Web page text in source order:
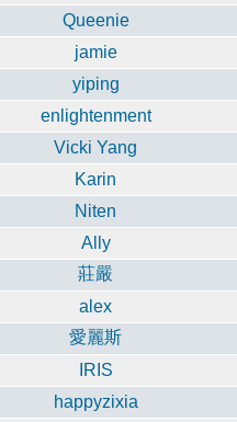
Queenie
jamie
yiping
enlightenment
Vicki Yang
Karin
Niten
Ally
莊嚴
alex
愛麗斯
IRIS
happyzixia